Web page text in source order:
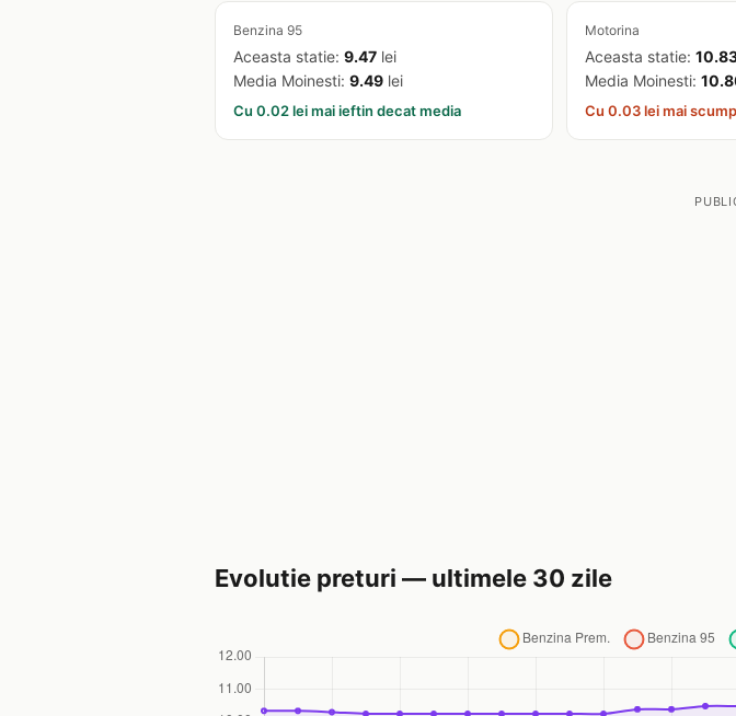
Benzina 95
Aceasta statie: 9.47 lei
Media Moinesti: 9.49 lei
Cu 0.02 lei mai ieftin decat media
Motorina
Aceasta statie:
Media Moinesti:
Cu 0.03 lei mai
Evolutie preturi — ultimele 30 zile